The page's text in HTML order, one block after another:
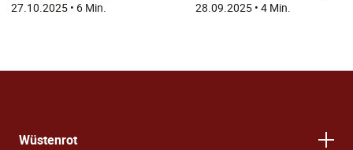
27.10.2025• 6 Min. 28.09.2025 • 4 Min.
Wüstenrot